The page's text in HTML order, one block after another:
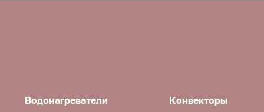
Водонагреватели Конвекторы